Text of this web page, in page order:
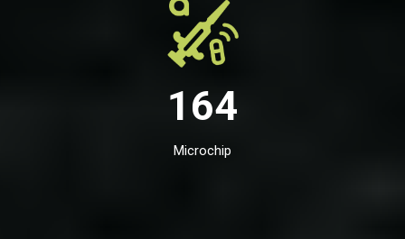
164
Microchip